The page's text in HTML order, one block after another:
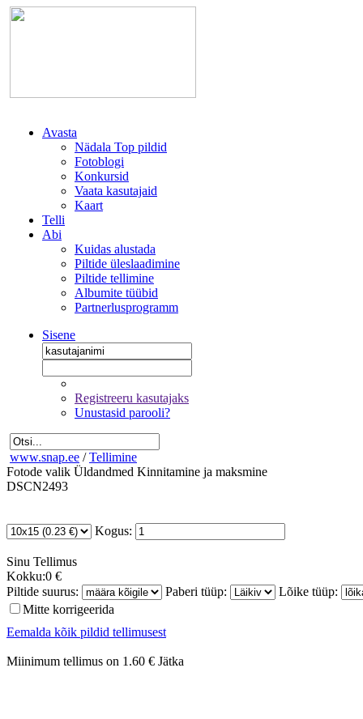
Avasta
Nädala Top pildid
Fotoblogi
Konkursid
Vaata kasutajaid
Kaart
Telli
Abi
Kuidas alustada
Piltide üleslaadimine
Piltide tellimine
Albumite tüübid
Partnerlusprogramm
Sisene
Registreeru kasutajaks
Unustasid parooli?
www.snap.ee / Tellimine
Fotode valik Üldandmed Kinnitamine ja maksmine
DSCN2493
Kogus:
Sinu Tellimus
Kokku:0 €
Piltide suurus:
Paberi tüüp:
Lõike tüüp:
Mitte korrigeerida
Eemalda kõik pildid tellimusest
Miinimum tellimus on 1.60 € Jätka